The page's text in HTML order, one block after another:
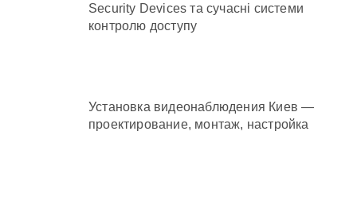
Security Devices та сучасні системи
контролю доступу
Установка видеонаблюдения Киев —
проектирование, монтаж, настройка